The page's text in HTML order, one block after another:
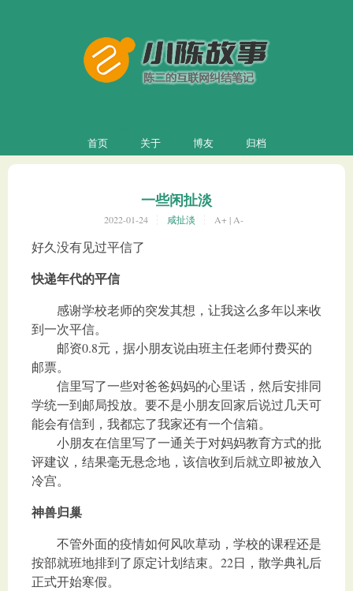
首页 关于 博友 归档
一些闲扯淡
2022-01-24 咸扯淡 A+ |A-
好久没有见过平信了
快递年代的平信
感谢学校老师的突发其想，让我这么多年以来收
到一次平信。
邮资0.8元，据小朋友说由班主任老师付费买的
邮票。
信里写了一些对爸爸妈妈的心里话，然后安排同
学统一到邮局投放。要不是小朋友回家后说过几天可
能会有信到，我都忘了我家还有一个信箱。
小朋友在信里写了一通关于对妈妈教育方式的批
评建议，结果毫无悬念地，该信收到后就立即被放入
冷宫。
神兽归巢
不管外面的疫情如何风吹草动，学校的课程还是
按部就班地排到了原定计划结束。22日，散学典礼后
正式开始寒假。